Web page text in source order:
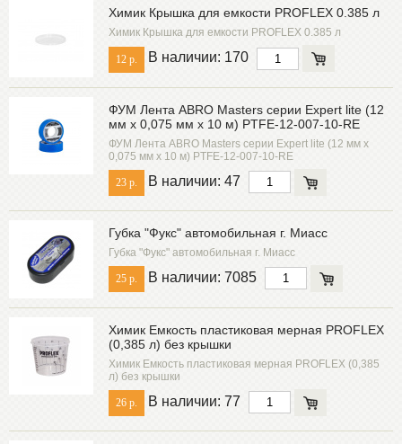
SIBIRIA
Skyway
SMART MEDICAL
SUPROTEC
SYNTHETIUM
TRANSMASTER
VIXEN
АЛМАЗ
Казанский завод герметиков
ЛУКОЙЛ
ПКФ "КРАСБЫТХИМ"
РИМЕТ
Химик Крышка для емкости PROFLEX 0.385 л
Химик Крышка для емкости PROFLEX 0.385 л
12 р. В наличии: 170
ФУМ Лента ABRO Masters серии Expert lite (12
мм х 0,075 мм х 10 м) PTFE-12-007-10-RE
ФУМ Лента ABRO Masters серии Expert lite (12 мм х
0,075 мм х 10 м) PTFE-12-007-10-RE
23 р. В наличии: 47
Губка "Фукс" автомобильная г. Миасс
Губка "Фукс" автомобильная г. Миасс
25 р. В наличии: 7085
Химик Емкость пластиковая мерная PROFLEX
(0,385 л) без крышки
Химик Емкость пластиковая мерная PROFLEX (0,385
л) без крышки
26 р. В наличии: 77